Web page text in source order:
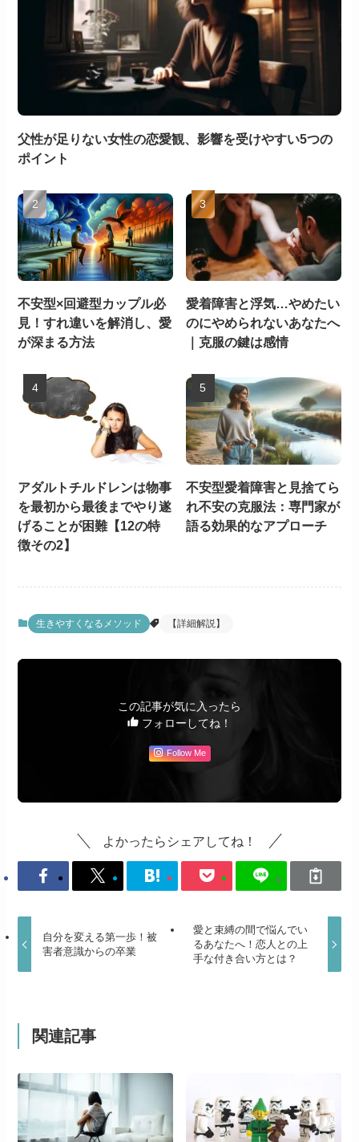
父性が足りない女性の恋愛観、影響を受けやすい5つの
ポイント
不安型×回避型カップル必
見！すれ違いを解消し、愛
が深まる方法
愛着障害と浮気…やめたい
のにやめられないあなたへ
｜克服の鍵は感情
アダルトチルドレンは物事
を最初から最後までやり遂
げることが困難【12の特
徴その2】
不安型愛着障害と見捨てら
れ不安の克服法：専門家が
語る効果的なアプローチ
生きやすくなるメソッド 【詳細解説】
この記事が気に入ったら
フォローしてね！
Follow Me
よかったらシェアしてね！
自分を変える第一歩！被
害者意識からの卒業
愛と束縛の間で悩んでい
るあなたへ！恋人との上
手な付き合い方とは？
関連記事